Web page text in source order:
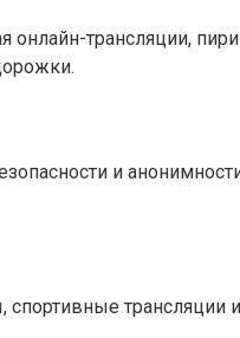
онлайн-трансляции,
и